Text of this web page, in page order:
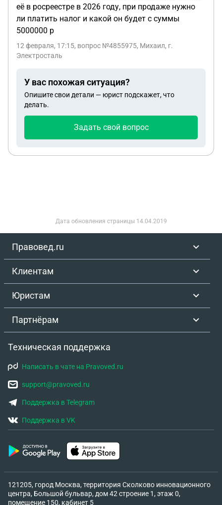
её в росреестре в 2026 году, при продаже нужно
ли платить налог и какой он будет с суммы
5000000 р
12 февраля, 17:15, вопрос №4855975, Михаил, г.
Электросталь
У вас похожая ситуация?
Опишите свои детали — юрист подскажет, что
делать.
Задать свой вопрос
Дата обновления страницы 14.04.2019
Правовед.ru
Клиентам
Юристам
Партнёрам
Техническая поддержка
Написать в чате на Pravoved.ru
support@pravoved.ru
Поддержка в Telegram
Поддержка в VK
121205, город Москва, территория Сколково инновационного
центра, Большой бульвар, дом 42 строение 1, этаж 0,
помещение 150, кабинет 5